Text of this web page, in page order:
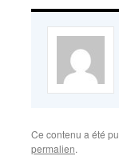
Ce contenu a été
permalien.